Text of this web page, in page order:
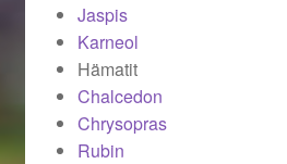
Valentinstag Geschenke
Vertrag widerrufen
Warenkorb
Jaspis
Karneol
Hämatit
Chalcedon
Chrysopras
Rubin